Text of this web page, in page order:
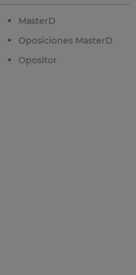
MasterD
Oposiciones MasterD
Opositor